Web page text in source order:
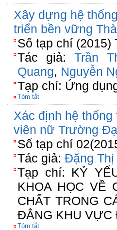
Xây dựng hệ
triển bền vững
Số tạp chí (2015)
Tác giả:Trần
Quang, Nguyễn
Tạp chí: Ứng
Tóm tắt
Xác định hệ
viên nữ Trường
Số tạp chí
Tác giả: Đặng Thị
Tạp chí: KỶ
KHOA HỌC VỀ
CHẤT TRONG
ĐẲNG KHU VỰC
Tóm tắt